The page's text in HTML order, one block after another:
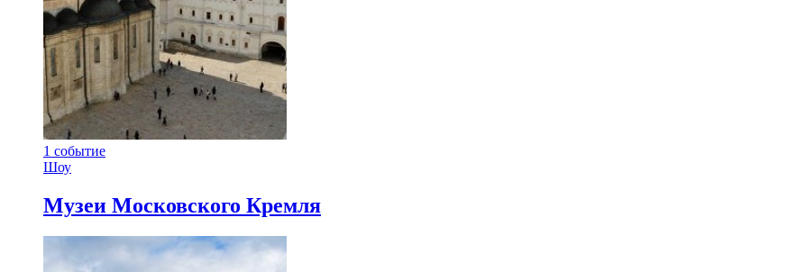
1 событие
Шоу
Музеи Московского Кремля